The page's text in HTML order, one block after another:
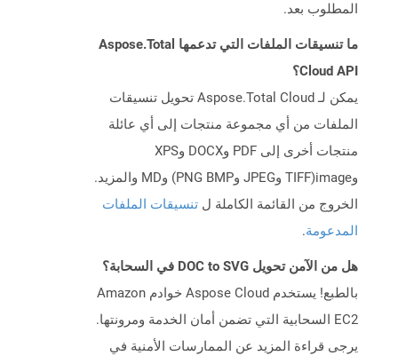
المطلوب بعد.
ما تنسيقات الملفات التي تدعمها Aspose.Total
Cloud API؟
يمكن لـ Aspose.Total Cloud تحويل تنسيقات
الملفات من أي مجموعة منتجات إلى أي عائلة
منتجات أخرى إلى PDF وDOCX وXPS
وimage(TIFF وJPEG وPNG BMP) وMD والمزيد.
الخروج من القائمة الكاملة ل تنسيقات الملفات
المدعومة.
هل من الآمن تحويل DOC to SVG في السحابة؟
بالطبع! يستخدم Aspose Cloud خوادم Amazon
EC2 السحابية التي تضمن أمان الخدمة ومرونتها.
يرجى قراءة المزيد عن الممارسات الأمنية في